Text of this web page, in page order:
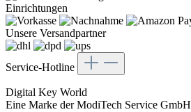
Unsere Versandpartner
Service-Hotline
Digital Key World
Eine Marke der ModiTech Service GmbH